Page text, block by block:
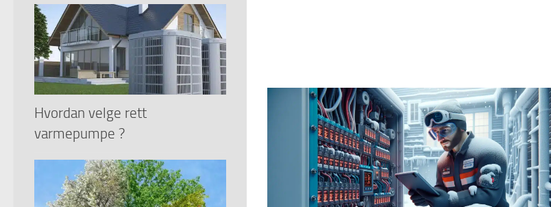
Hvordan velge rett
varmepumpe ?